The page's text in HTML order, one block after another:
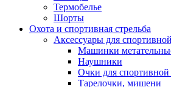
Термобелье
Шорты
Охота и спортивная стрельба
Аксессуары для
Машинки
Наушники
Очки для спортивной
Тарелочки, мишени